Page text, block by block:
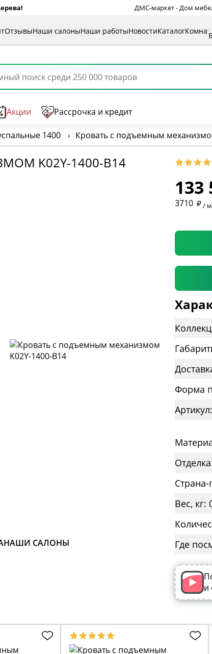
ДМС-маркет - Дом
ОтзывыНаши салоныНаши работыНовостиКаталогКомнаты
Акции Рассрочка и кредит
1400 › Кровать с подъемным
K02Y-1400-B14
НАШИ САЛОНЫ
133
3710
/
*
Форма
Вес, кг:
Где
и